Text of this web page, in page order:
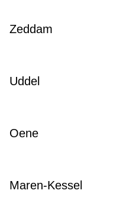
Zeddam
Uddel
Oene
Maren-Kessel